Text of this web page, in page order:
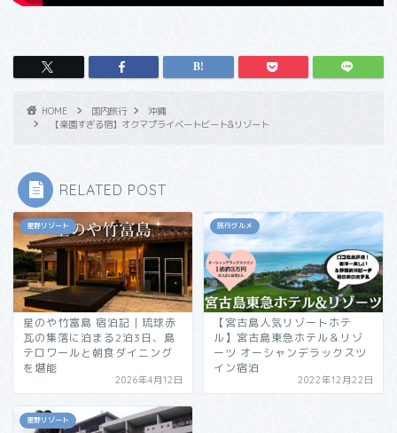
HOME 国内旅行
沖縄
【楽園すぎる宿】オクマプライベートビート&リゾート
RELATED POST
星野リゾート
星のや竹富島 宿泊記｜琉球赤
瓦の集落に泊まる2泊3日、島
テロワールと朝食ダイニング
を堪能
2026年4月12日
旅行グルメ
【宮古島人気リゾートホテ
ル】宮古島東急ホテル＆リゾ
ーツ オーシャンデラックスツ
イン宿泊
2022年12月22日
星野リゾート